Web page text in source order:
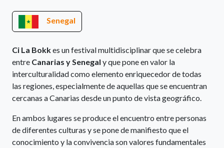
Senegal
Ci La Bokkes un festival multidisciplinar que se celebra
entre Canarias y Senegal y que pone en valor la
interculturalidad como elemento enriquecedor de todas
las regiones, especialmente de aquellas que se encuentran
cercanas a Canarias desde un punto de vista geográfico.
En ambos lugares se produce el encuentro entre personas
de diferentes culturas y se pone de manifiesto que el
conocimiento y la convivencia son valores fundamentales